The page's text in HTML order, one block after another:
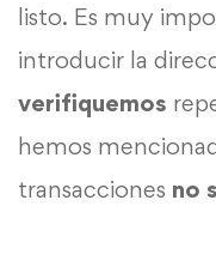
listo. Es muy
introducir la
verifiquemos
hemos
transacciones no